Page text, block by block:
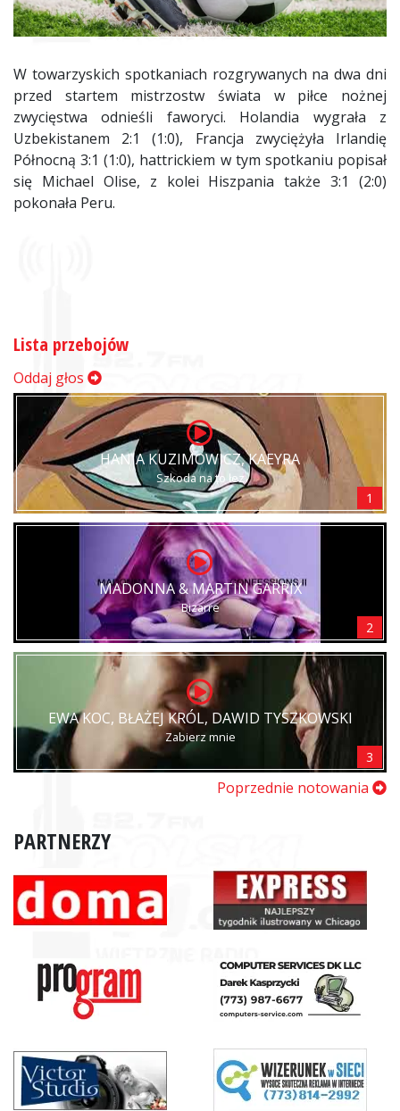
W towarzyskich spotkaniach rozgrywanych na dwa dni
przed startem mistrzostw świata w piłce nożnej
zwycięstwa odnieśli faworyci. Holandia wygrała z
Uzbekistanem 2:1 (1:0), Francja zwyciężyła Irlandię
Północną 3:1 (1:0), hattrickiem w tym spotkaniu popisał
się Michael Olise, z kolei Hiszpania także 3:1 (2:0)
pokonała Peru.
Lista przebojów
Oddaj głos
HANIA KUZIMOWICZ, KAEYRA
Szkoda na to łez
1
MADONNA & MARTIN GARRIX
Bizarre
2
EWA KOC, BŁAŻEJ KRÓL, DAWID TYSZKOWSKI
Zabierz mnie
3
Poprzednie notowania
PARTNERZY